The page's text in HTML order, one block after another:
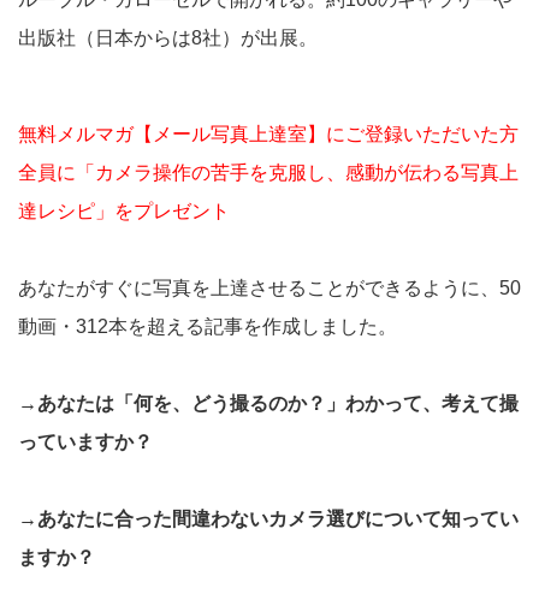
出版社（日本からは8社）が出展。
無料メルマガ【メール写真上達室】にご登録いただいた方
全員に「カメラ操作の苦手を克服し、感動が伝わる写真上
達レシピ」をプレゼント
あなたがすぐに写真を上達させることができるように、50
動画・312本を超える記事を作成しました。
→あなたは「何を、どう撮るのか？」わかって、考えて撮
っていますか？
→あなたに合った間違わないカメラ選びについて知ってい
ますか？